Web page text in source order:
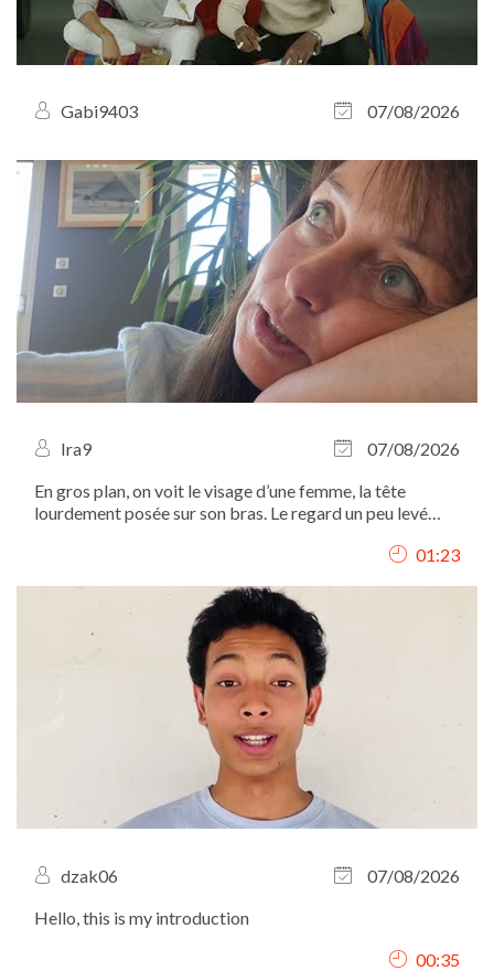
Gabi9403 07/08/2026
Ira9
07/08/2026
En gros plan, on voit le visage d’une femme, la tête
lourdement posée sur son bras. Le regard un peu levé
autre elle-même : "Ah, Iritchka, ma pauvre, t’as tellement
01:23
dzak06
07/08/2026
Hello, this is my introduction
00:35